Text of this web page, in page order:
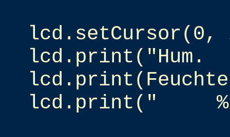
lcd.setCursor(0,
lcd.print("Hum.
lcd.print("